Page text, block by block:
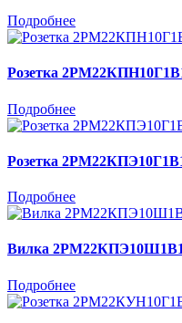
Подробнее
Розетка
Подробнее
Розетка
Подробнее
Вилка
Подробнее